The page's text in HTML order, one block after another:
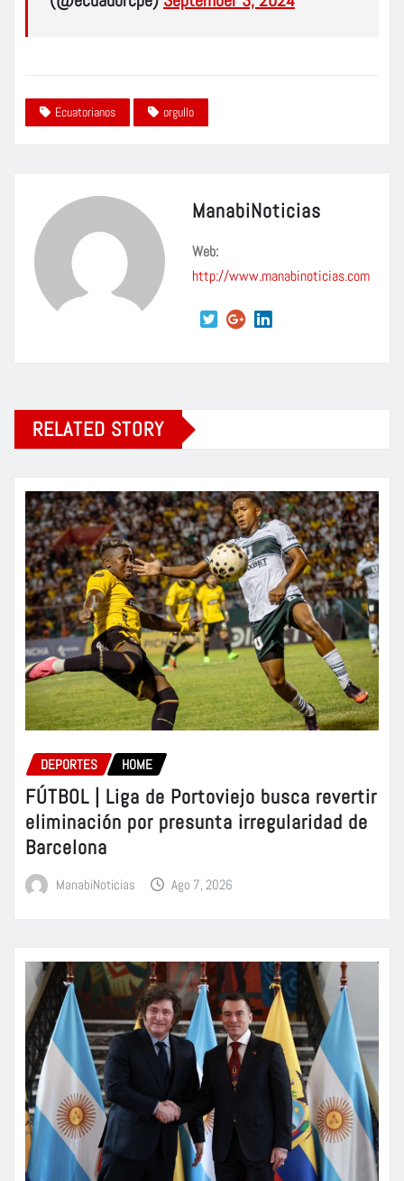
Ecuatorianos orgullo
ManabiNoticias
Web:
http://www.manabinoticias.com
RELATED STORY
DEPORTES HOME
FÚTBOL | Liga de Portoviejo busca revertir
eliminación por presunta irregularidad de
Barcelona
ManabiNoticias Ago 7, 2026